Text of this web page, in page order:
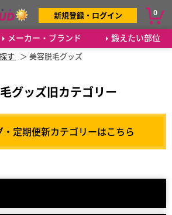
メーカー・ブランド 鍛えたい部位
新規登録・ログイン 0
す 美容脱毛グッズ
グッズ旧カテゴリー
定期便新カテゴリーはこちら